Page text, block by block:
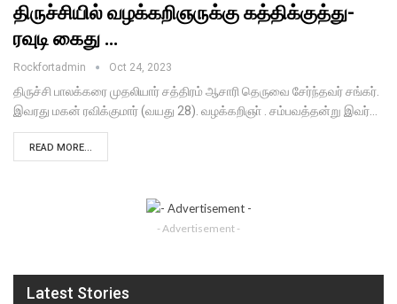
திருச்சியில் வழக்கறிஞருக்கு கத்திக்குத்து-
ரவுடி கைது …
Rockfortadmin Oct 24, 2023
திருச்சி பாலக்கரை முதலியார் சத்திரம் ஆசாரி தெருவை சேர்ந்தவர் சங்கர்.
இவரது மகன் ரவிக்குமார் (வயது 28). வழக்கறிஞா் . சம்பவத்தன்று இவர்…
READ MORE...
- Advertisement -
Latest Stories